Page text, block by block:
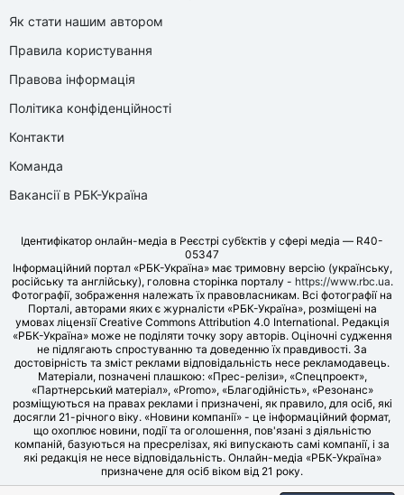
Як стати нашим автором
Правила користування
Правова інформація
Політика конфіденційності
Контакти
Команда
Вакансії в РБК-Україна
Ідентифікатор онлайн-медіа в Реєстрі суб’єктів у сфері медіа — R40-
05347
Інформаційний портал «РБК-Україна» має тримовну версію (українську,
російську та англійську), головна сторінка порталу - https://www.rbc.ua.
Фотографії, зображення належать їх правовласникам. Всі фотографії на
Порталі, авторами яких є журналісти «РБК-Україна», розміщені на
умовах ліцензії Creative Commons Attribution 4.0 International. Редакція
«РБК-Україна» може не поділяти точку зору авторів. Оціночні судження
не підлягають спростуванню та доведенню їх правдивості. За
достовірність та зміст реклами відповідальність несе рекламодавець.
Матеріали, позначені плашкою: «Прес-релізи», «Спецпроект»,
«Партнерський матеріал», «Promo», «Благодійність», «Резонанс»
розміщуються на правах реклами і призначені, як правило, для осіб, які
досягли 21-річного віку. «Новини компанії» - це інформаційний формат,
що охоплює новини, події та оголошення, пов'язані з діяльністю
компаній, базуються на пресрелізах, які випускають самі компанії, і за
які редакція не несе відповідальність. Онлайн-медіа «РБК-Україна»
призначене для осіб віком від 21 року.